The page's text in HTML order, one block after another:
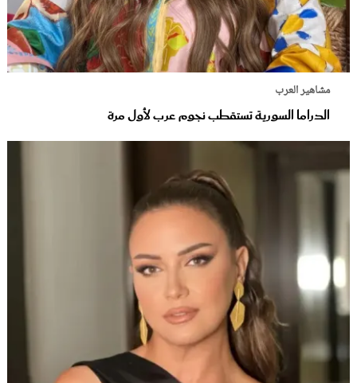
مشاهير العرب
الدراما السورية تستقطب نجوم عرب لأول مرة